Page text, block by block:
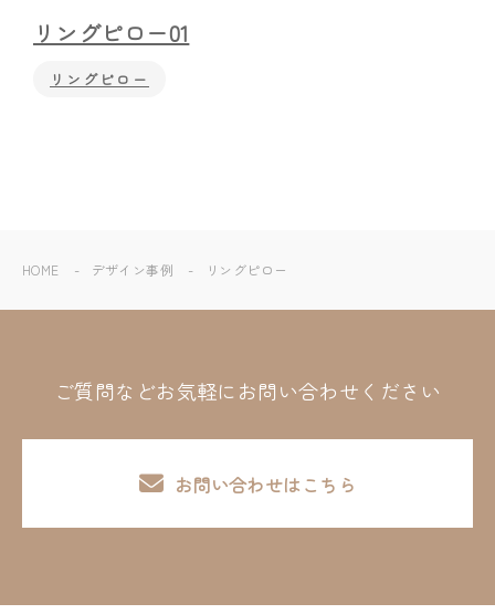
リングピロー01
リングピロー
HOME デザイン事例 リングピロー
ご質問などお気軽にお問い合わせください
お問い合わせはこちら